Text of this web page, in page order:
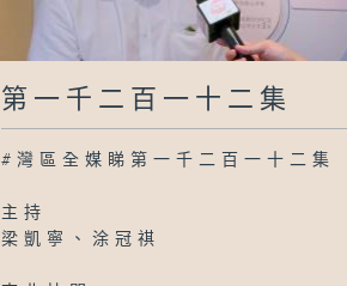
第一千二百一十二集
#灣區全媒睇第一千二百一十二集
主持
梁凱寧、涂冠祺